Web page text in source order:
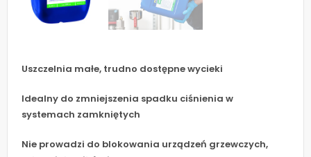
Uszczelnia małe, trudno dostępne wycieki
Idealny do zmniejszenia spadku ciśnienia w
systemach zamkniętych
Nie prowadzi do blokowania urządzeń grzewczych,